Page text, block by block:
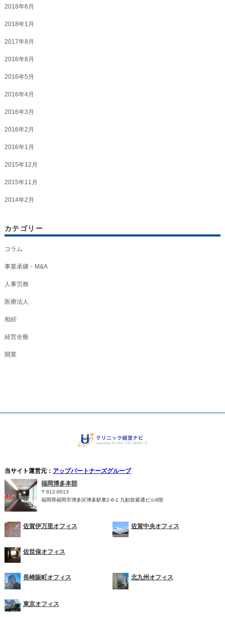
2018年6月
2018年1月
2017年8月
2016年8月
2016年5月
2016年4月
2016年3月
2016年2月
2016年1月
2015年12月
2015年11月
2014年2月
カテゴリー
コラム
事業承継・M&A
人事労務
医療法人
相続
経営全般
開業
当サイト運営元： アップパートナーズグループ
福岡博多本部
〒812-0013
福岡県福岡市博多区博多駅東2-6-1 九勧筑紫通ビル9階
佐賀伊万里オフィス 佐賀中央オフィス
佐世保オフィス
長崎賑町オフィス 北九州オフィス
東京オフィス